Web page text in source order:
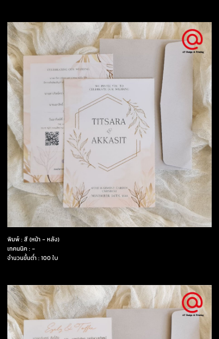
พิมพ์ : สี (หน้า - หลัง)
เทคนนิค : -
จำนวนขั้นต่ำ : 100 ใบ